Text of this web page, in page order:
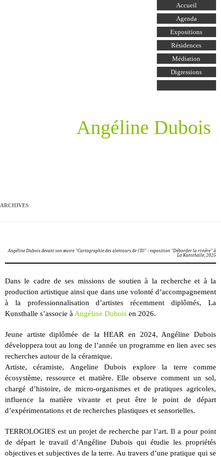
Aller au
contenu
principal
Accueil
Agenda
Expositions
Résidences
Médiation
Digressions
Angéline Dubois
ARCHIVES
Angéline Dubois devant son œuvre "Cartographie des alentours de l'Ill" - exposition "Déborder la rivière" à
La Kunsthalle, 2025
Dans le cadre de ses missions de soutien à la recherche et à la
production artistique ainsi que dans une volonté d’accompagnement
à la professionnalisation d’artistes récemment diplômés, La
Kunsthalle s’associe à Angéline Dubois en 2026.
Jeune artiste diplômée de la HEAR en 2024, Angéline Dubois
développera tout au long de l’année un programme en lien avec ses
recherches autour de la céramique.
Artiste, céramiste, Angeline Dubois explore la terre comme
écosystème, ressource et matière. Elle observe comment un sol,
chargé d’histoire, de micro-organismes et de pratiques agricoles,
influence la matière vivante et peut être le point de départ
d’expérimentations et de recherches plastiques et sensorielles.
TERROLOGIES est un projet de recherche par l’art. Il a pour point
de départ le travail d’Angéline Dubois qui étudie les propriétés
objectives et subjectives de la terre. Au travers d’une pratique qui se